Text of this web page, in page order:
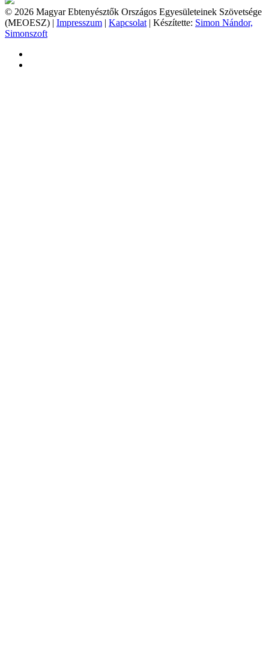
© 2026 Magyar Ebtenyésztők Országos Egyesületeinek Szövetsége
(MEOESZ) | Impresszum | Kapcsolat | Készítette: Simon Nándor,
Simonszoft